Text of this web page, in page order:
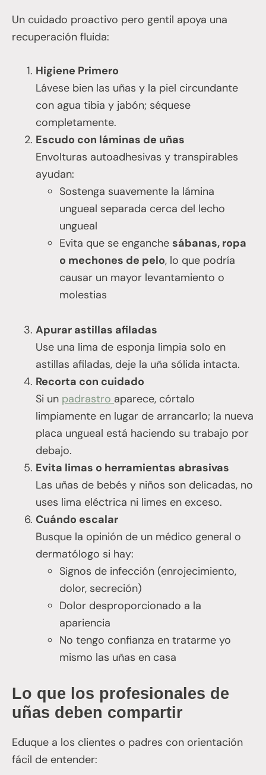
Un cuidado proactivo pero gentil apoya una
recuperación fluida:
Higiene Primero
Lávese bien las uñas y la piel circundante
con agua tibia y jabón; séquese
completamente.
Escudo con láminas de uñas
Envolturas autoadhesivas y transpirables
ayudan:
Sostenga suavemente la lámina
ungueal separada cerca del lecho
ungueal
Evita que se enganche sábanas, ropa
o mechones de pelo, lo que podría
causar un mayor levantamiento o
molestias
Apurar astillas afiladas
Use una lima de esponja limpia solo en
astillas afiladas, deje la uña sólida intacta.
Recorta con cuidado
Si un padrastro aparece, córtalo
limpiamente en lugar de arrancarlo; la nueva
placa ungueal está haciendo su trabajo por
debajo.
Evita limas o herramientas abrasivas
Las uñas de bebés y niños son delicadas, no
uses lima eléctrica ni limes en exceso.
Cuándo escalar
Busque la opinión de un médico general o
dermatólogo si hay:
Signos de infección (enrojecimiento,
dolor, secreción)
Dolor desproporcionado a la
apariencia
No tengo confianza en tratarme yo
mismo las uñas en casa
Lo que los profesionales de
uñas deben compartir
Eduque a los clientes o padres con orientación
fácil de entender: